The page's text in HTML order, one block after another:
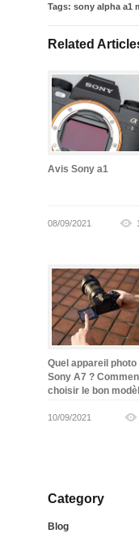
Tags: sony alpha a1
Related
Avis Sony a1
08/09/2021
Quel appareil photo
Sony A7 ?
choisir le bon
10/09/2021
Category
Blog